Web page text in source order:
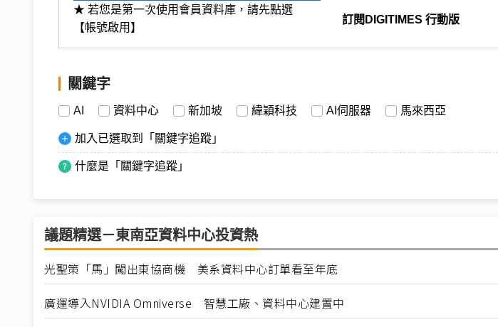
★ 若您是第一次使用會員資料庫，請先點選
【帳號啟用】
訂閱DIGITIMES 行動版
關鍵字
AI 資料中心 新加坡 緯穎科技 AI伺服器 馬來西亞
加入已選取到「關鍵字追蹤」
什麼是「關鍵字追蹤」
議題精選－東南亞資料中心投資熱
光聖策「馬」闖出東協商機 美系資料中心訂單看至年底
廣運導入NVIDIA Omniverse 智慧工廠、資料中心建置中